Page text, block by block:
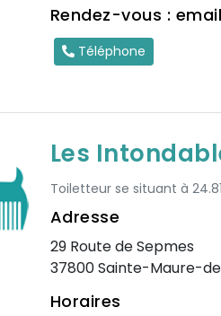
Rendez-vous :
Téléphone
Les
Toiletteur se situant à
Adresse
29 Route de Sepmes
37800 Sainte-Maure-
Horaires